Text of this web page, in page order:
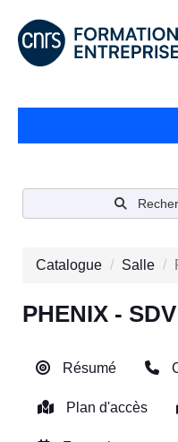
Catalogue Salle
PHENIX -
Résumé
Plan d'accès